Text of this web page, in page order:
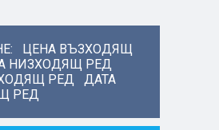
ЦЕНА ВЪЗХОДЯЩ
НИЗХОДЯЩ РЕД
РЕД
ДАТА
РЕД